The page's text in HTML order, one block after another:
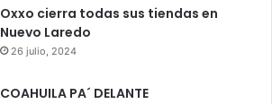
Oxxo cierra todas sus tiendas en
Nuevo Laredo
26 julio, 2024
COAHUILA PA´ DELANTE